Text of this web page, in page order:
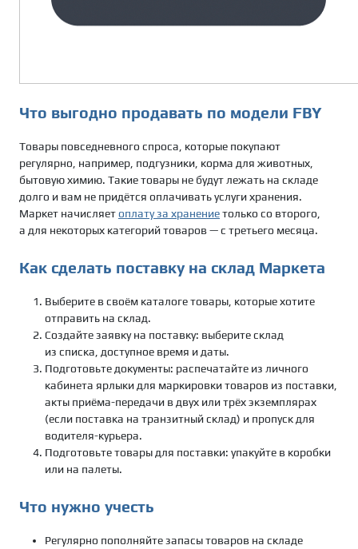
Что выгодно продавать по модели FBY
Товары повседневного спроса, которые покупают
регулярно, например, подгузники, корма для животных,
бытовую химию. Такие товары не будут лежать на складе
долго и вам не придётся оплачивать услуги хранения.
Маркет начисляетоплату за хранениетолько со второго,
а для некоторых категорий товаров — с третьего месяца.
Как сделать поставку на склад Маркета
Выберите в своём каталоге товары, которые хотите
отправить на склад.
Создайте заявку на поставку: выберите склад
из списка, доступное время и даты.
Подготовьте документы: распечатайте из личного
кабинета ярлыки для маркировки товаров из поставки,
акты приёма-передачи в двух или трёх экземплярах
(если поставка на транзитный склад) и пропуск для
водителя-курьера.
Подготовьте товары для поставки: упакуйте в коробки
или на палеты.
Что нужно учесть
Регулярно пополняйте запасы товаров на складе